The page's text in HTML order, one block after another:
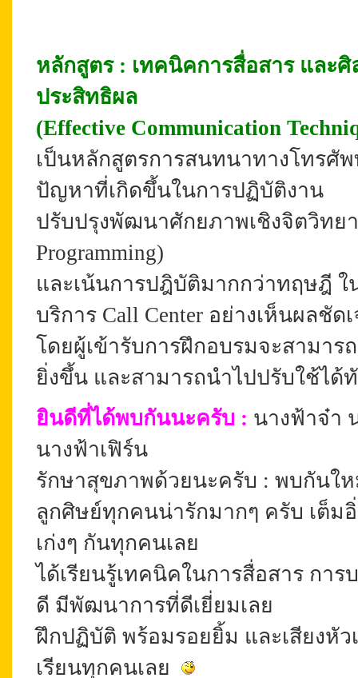
หลักสูตร : เทคนิคการสื่อสาร และ
ประสิทธิผล
(Effective Communication
เป็นหลักสูตรการสนทนาทางโทรศั
ปัญหาที่เกิดขึ้นในการปฏิบัติงาน
ปรับปรุงพัฒนาศักยภาพเชิงจิตวิทยา
Programming)
และเน้นการปฎิบัติมากกว่าทฤษฎี
บริการ Call Center อย่างเห็นผลชัด
โดยผู้เข้ารับการฝึกอบรมจะสามา
ยิ่งขึ้น และสามารถนำไปปรับใช้ได้
ยินดีที่ได้พบกันนะครับ : นางฟ้าจ๋า
นางฟ้าเฟิร์น
รักษาสุขภาพด้วยนะครับ : พบกันให
ลูกศิษย์ทุกคนน่ารักมากๆ ครับ เต็ม
เก่งๆ กันทุกคนเลย
ได้เรียนรู้เทคนิคในการสื่อสาร กา
ดี มีพัฒนาการที่ดีเยี่ยมเลย
ฝึกปฏิบัติ พร้อมรอยยิ้ม และเสียงหัว
เรียนทุกคนเลย